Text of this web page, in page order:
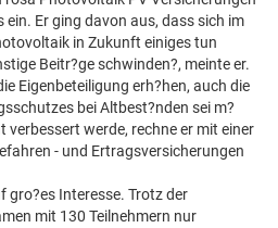
Er ging davon aus, dass sich im
in Zukunft einiges tun
Beitr?ge schwinden?, meinte er.
Eigenbeteiligung erh?hen, auch die
bei Altbest?nden sei m?
verbessert werde, rechne er mit einer
- und Ertragsversicherungen
gro?es Interesse. Trotz der
mit 130 Teilnehmern nur